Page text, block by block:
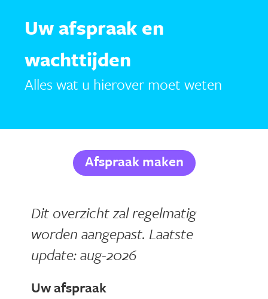
Uw afspraak en
wachttijden
Alles wat u hierover moet weten
Afspraak maken
Dit overzicht zal regelmatig
worden aangepast. Laatste
update: aug-2026
Uw afspraak